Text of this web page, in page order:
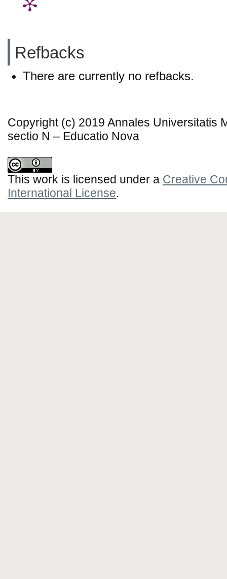
Refbacks
There are currently no refbacks.
Copyright (c) 2019 Annales Universitatis
sectio N – Educatio Nova
This work is licensed under a Creative
International License.